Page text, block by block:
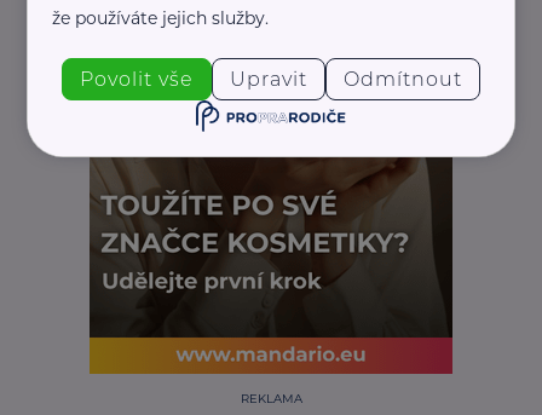
REKLAMA
že používáte jejich služby.
Povolit vše Upravit Odmítnout